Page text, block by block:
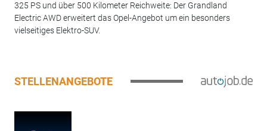
325 PS und über 500 Kilometer Reichweite: Der Grandland
Electric AWD erweitert das Opel-Angebot um ein besonders
vielseitiges Elektro-SUV.
STELLENANGEBOTE